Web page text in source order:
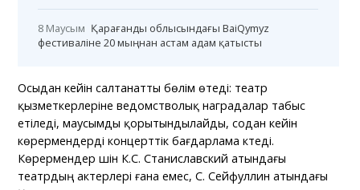
8 Маусым Қарағанды облысындағы BaiQymyz
фестиваліне 20 мыңнан астам адам қатысты
Осыдан кейін салтанатты бөлім өтеді: театр
қызметкерлеріне ведомстволық наградалар табыс
етіледі, маусымды қорытындылайды, содан кейін
көрермендерді концерттік бағдарлама күтеді.
Көрермендер үшін К.С. Станиславский атындағы
театрдың актерлері ғана емес, С. Сейфуллин атындағы